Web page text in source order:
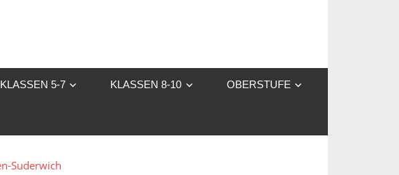
KLASSEN 5-7 KLASSEN 8-10 OBERSTUFE